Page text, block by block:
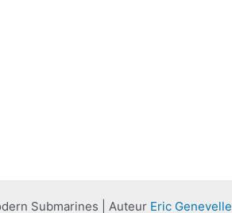
Submarines | Auteur Eric Genevelle